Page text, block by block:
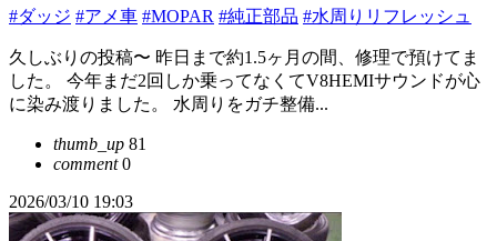
#ダッジ #アメ車 #MOPAR #純正部品 #水周りリフレッシュ
久しぶりの投稿〜 昨日まで約1.5ヶ月の間、修理で預けてま
した。 今年まだ2回しか乗ってなくてV8HEMIサウンドが心
に染み渡りました。 水周りをガチ整備...
thumb_up 81
comment0
2026/03/10 19:03